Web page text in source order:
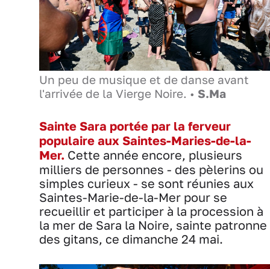
Un peu de musique et de danse avant
l'arrivée de la Vierge Noire. • S.Ma
Sainte Sara portée par la ferveur
populaire aux Saintes-Maries-de-la-
Mer. Cette année encore, plusieurs
milliers de personnes - des pèlerins ou
simples curieux - se sont réunies aux
Saintes-Marie-de-la-Mer pour se
recueillir et participer à la procession à
la mer de Sara la Noire, sainte patronne
des gitans, ce dimanche 24 mai.